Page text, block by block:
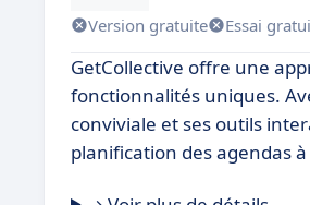
Version gratuite Essai
GetCollective offre une
fonctionnalités uniques.
conviviale et ses outils
planification des agendas